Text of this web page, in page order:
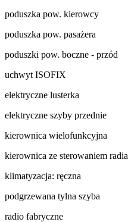
poduszka pow. kierowcy
poduszka pow. pasażera
poduszki pow. boczne - przód
uchwyt ISOFIX
elektryczne lusterka
elektryczne szyby przednie
kierownica wielofunkcyjna
kierownica ze sterowaniem radia
klimatyzacja: ręczna
podgrzewana tylna szyba
radio fabryczne